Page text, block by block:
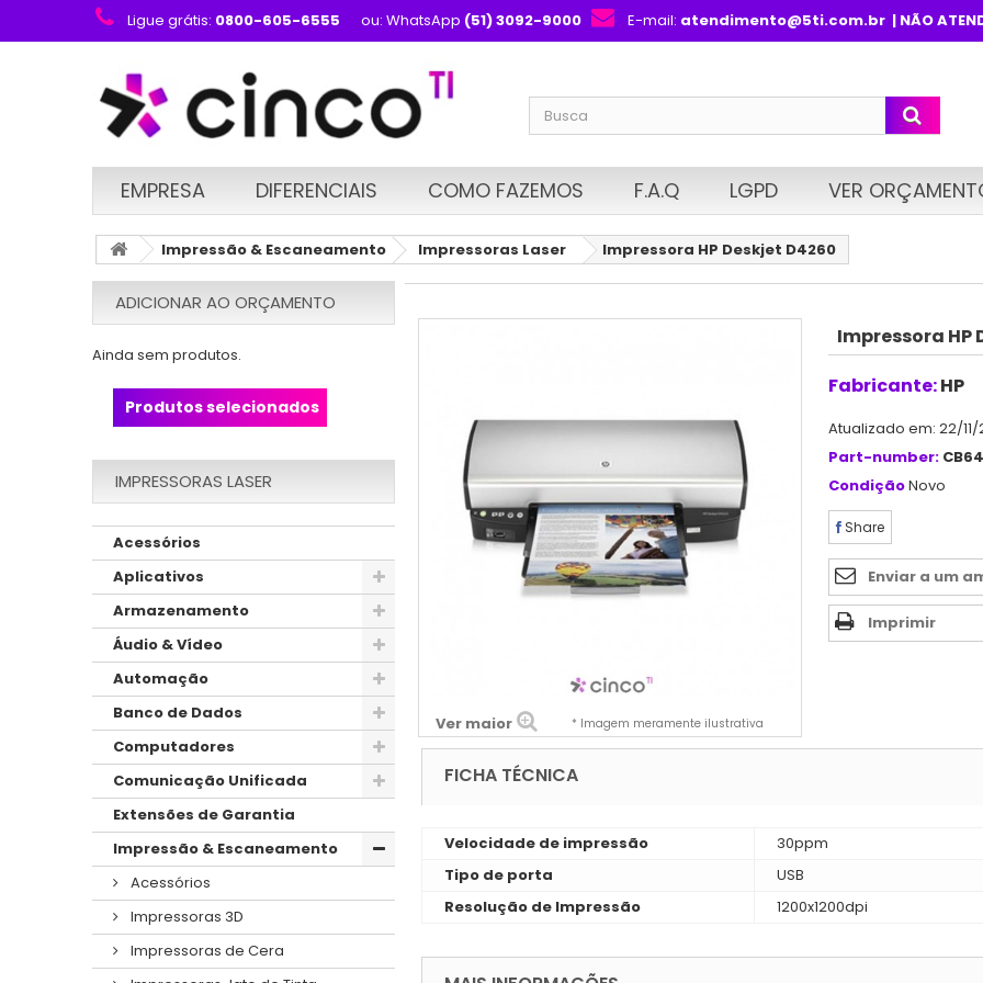
Ligue grátis: 0800-605-6555 ou: WhatsApp (51) 3092-9000 E-mail: atendimento@5ti.com.br| NÃO
EMPRESA DIFERENCIAIS COMO FAZEMOS F.A.Q LGPD VER
Impressão & Escaneamento Impressoras Laser Impressora HP Deskjet D4260
ADICIONAR AO ORÇAMENTO
Ainda sem produtos.
Produtos selecionados
IMPRESSORAS LASER
Acessórios
Aplicativos
Armazenamento
Áudio & Vídeo
Automação
Banco de Dados
Computadores
Comunicação Unificada
Extensões de Garantia
Impressão & Escaneamento
Acessórios
Impressoras 3D
Impressoras de Cera
Ver maior * Imagem meramente ilustrativa
Impressora HP
Fabricante:HP
Atualizado em: 22/11/
Part-number:
CondiçãoNovo
Share
Enviar a um
Imprimir
FICHA TÉCNICA
Velocidade de impressão
30ppm
Tipo de porta
USB
Resolução de Impressão
1200x1200dpi